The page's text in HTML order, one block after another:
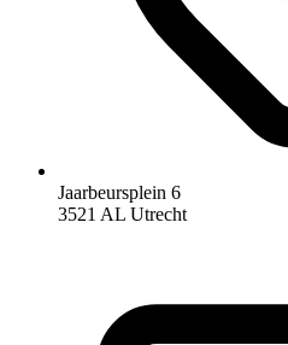
Jaarbeursplein 6
3521 AL Utrecht